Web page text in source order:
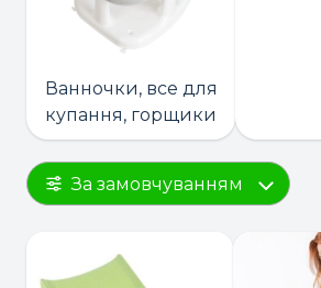
Ванночки, все для
купання, горщики
За замовчуванням